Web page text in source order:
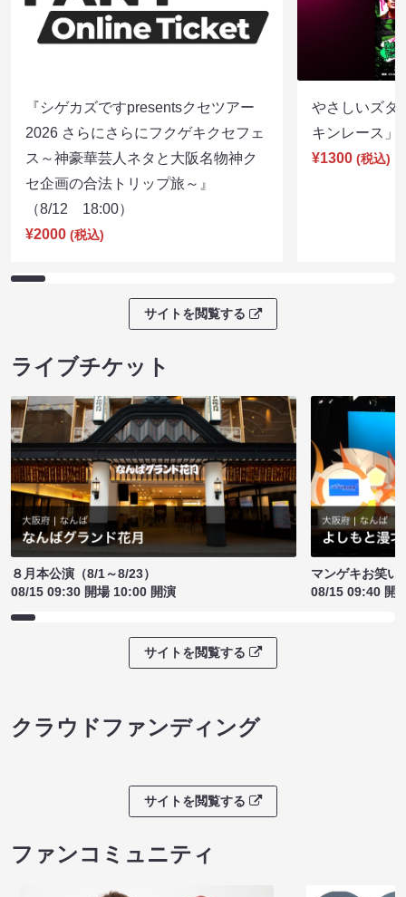
『シゲカズですpresentsクセツアー
2026 さらにさらにフクゲキクセフェ
ス～神豪華芸人ネタと大阪名物神ク
セ企画の合法トリップ旅～』
（8/12 18:00）
¥2000 (税込)
やさしいズタ
キンレース
¥1300 (税込)
サイトを閲覧する
ライブチケット
８月本公演（8/1～8/23）
08/15 09:30 開場 10:00 開演
マンゲキお笑い
08/15 09:40 開
サイトを閲覧する
クラウドファンディング
サイトを閲覧する
ファンコミュニティ